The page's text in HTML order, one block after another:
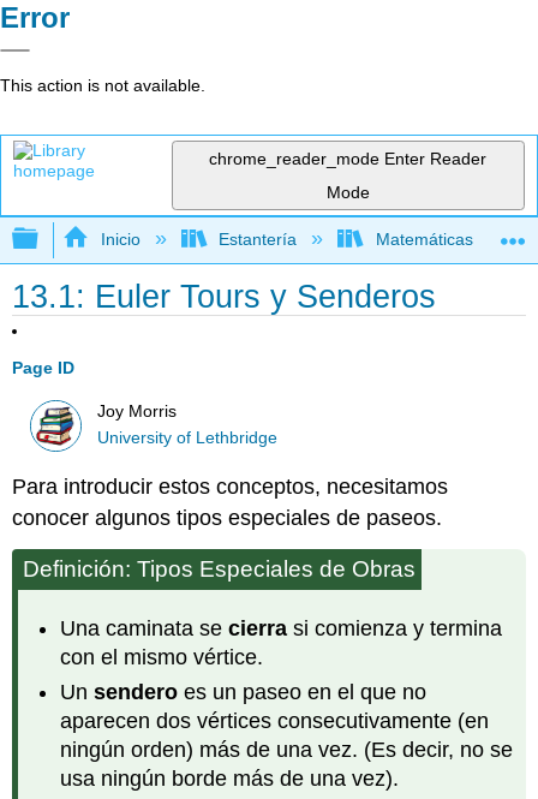
Error
This action is not available.
chrome_reader_mode Enter Reader
Mode
Expandir/contraer jerarquía global
Inicio Estantería Matemáticas
13.1: Euler Tours y Senderos
Page ID
Joy Morris
University of Lethbridge
Para introducir estos conceptos, necesitamos
conocer algunos tipos especiales de paseos.
Definición: Tipos Especiales de Obras
Una caminata secierra si comienza y termina
con el mismo vértice.
Unsendero es un paseo en el que no
aparecen dos vértices consecutivamente (en
ningún orden) más de una vez. (Es decir, no se
usa ningún borde más de una vez).